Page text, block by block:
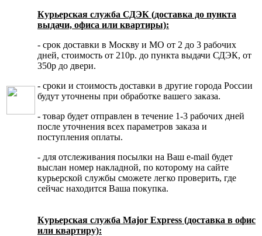
Курьерская служба СДЭК (доставка до пункта
выдачи, офиса или квартиры):
- срок доставки в Москву и МО от 2 до 3 рабочих
дней, стоимость от 210р. до пункта выдачи СДЭК, от
350р до двери.
- сроки и стоимость доставки в другие города России
будут уточнены при обработке вашего заказа.
- товар будет отправлен в течение 1-3 рабочих дней
после уточнения всех параметров заказа и
поступления оплаты.
- для отслеживания посылки на Ваш e-mail будет
выслан номер накладной, по которому на сайте
курьерской службы сможете легко проверить, где
сейчас находится Ваша покупка.
Курьерская служба Major Express (доставка в офис
или квартиру):